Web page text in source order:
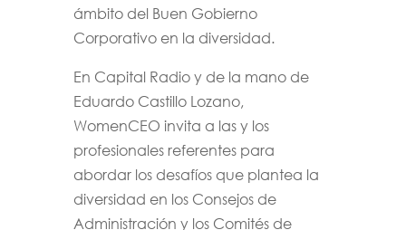
ámbito del Buen Gobierno
Corporativo en la diversidad.
En Capital Radio y de la mano de
Eduardo Castillo Lozano,
WomenCEO invita a las y los
profesionales referentes para
abordar los desafíos que plantea la
diversidad en los Consejos de
Administración y los Comités de